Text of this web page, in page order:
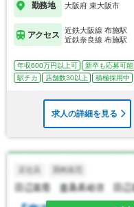
勤務地 大阪府 東大阪市
アクセス
近鉄大阪線 布施駅
近鉄奈良線 布施駅
年収600万円以上可 新卒も応募可能
駅チカ
店舗数30以上 積極採用中
求人の詳細を見る